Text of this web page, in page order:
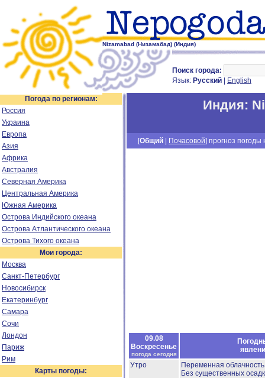
Nizamabad (Низамабад) (Индия)
Поиск города:
Язык: Русский English
Погода по регионам:
Россия
Украина
Европа
Азия
Африка
Австралия
Северная Америка
Центральная Америка
Южная Америка
Острова Индийского океана
Острова Атлантического океана
Острова Тихого океана
Мои города:
Москва
Санкт-Петербург
Новосибирск
Екатеринбург
Самара
Сочи
Лондон
Париж
Рим
Карты погоды:
Индия:
[Общий Почасовой] прогноз погоды
09.08
Воскресенье
погода сегодня
Утро
Переменная
Без существенных